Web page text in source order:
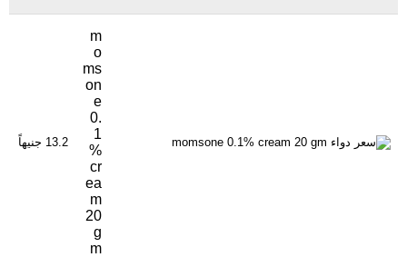
m
o
ms
on
e
0.
1
%
cr
ea
m
20
g
m
13.2 جنيهاً